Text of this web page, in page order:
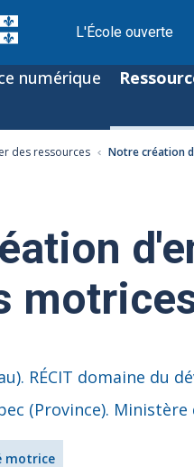
L'École ouverte
numérique
des ressources Notre création
RÉCIT domaine du
(Province).
motrice